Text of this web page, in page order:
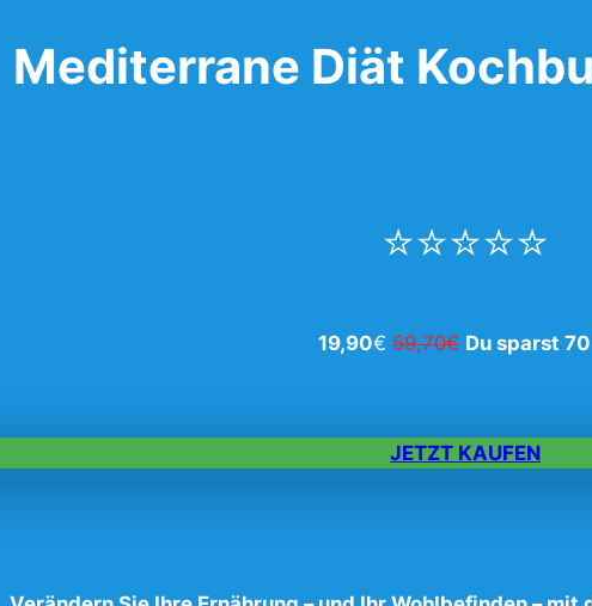
Mediterrane Diät
⭐⭐⭐⭐⭐
19,90€ 59,70€ Du sparst 70
JETZT KAUFEN